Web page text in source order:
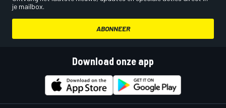
je mailbox.
ABONNEER
Download onze app